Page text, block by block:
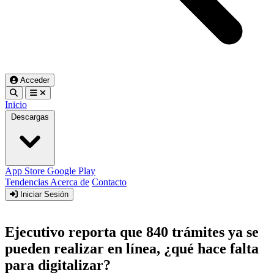
Acceder
Inicio
Descargas
App Store Google Play
Tendencias Acerca de Contacto
Iniciar Sesión
Ejecutivo reporta que 840 trámites ya se
pueden realizar en línea, ¿qué hace falta
para digitalizar?